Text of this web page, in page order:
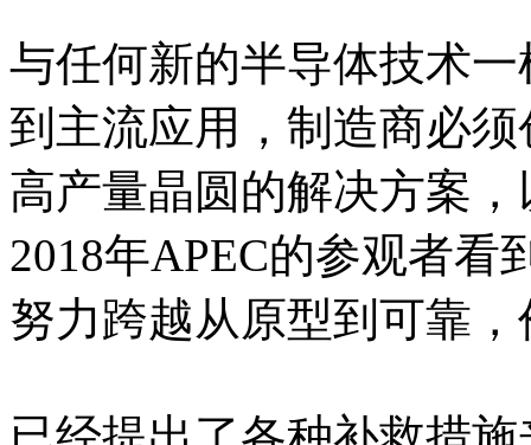
与任何新的半导体技术
到主流应用，制造商必
高产量晶圆的解决方案
2018年APEC的参观者看
努力跨越从原型到可靠